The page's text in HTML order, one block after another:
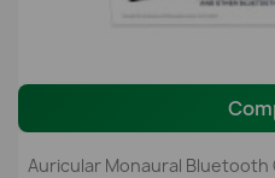
Auricular Monaural Bluetooth